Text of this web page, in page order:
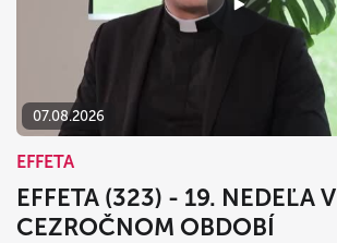
07.08.2026
EFFETA
EFFETA (323) - 19. NEDEĽA V
CEZROČNOM OBDOBÍ